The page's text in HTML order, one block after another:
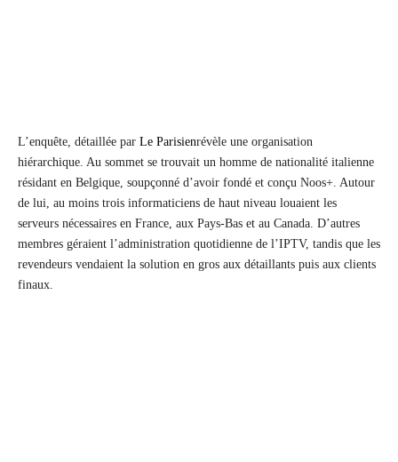
L’enquête, détaillée par Le Parisienrévèle une organisation
hiérarchique. Au sommet se trouvait un homme de nationalité italienne
résidant en Belgique, soupçonné d’avoir fondé et conçu Noos+. Autour
de lui, au moins trois informaticiens de haut niveau louaient les
serveurs nécessaires en France, aux Pays-Bas et au Canada. D’autres
membres géraient l’administration quotidienne de l’IPTV, tandis que les
revendeurs vendaient la solution en gros aux détaillants puis aux clients
finaux.